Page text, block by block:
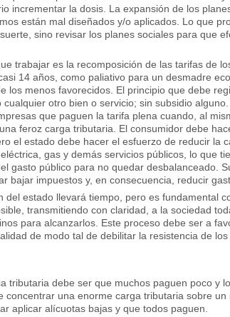
incrementar la dosis. La expansión de los
están mal diseñados y/o aplicados. Lo que
sino revisar los planes sociales para que
trabajar es la recomposición de las tarifas de
14 años, como paliativo para un desmadre
los menos favorecidos. El principio que debe
otro bien o servicio; sin subsidio
que paguen la tarifa plena cuando, al
feroz carga tributaria. El consumidor debe
el estado debe hacer el esfuerzo de reducir la
gas y demás servicios públicos, lo que
gasto público para no quedar desbalanceado.
bajar impuestos y, en consecuencia, reducir
del estado llevará tiempo, pero es fundamental
transmitiendo con claridad, a la sociedad
para alcanzarlos. Este proceso debe ser a
de modo tal de debilitar la resistencia de
tributaria debe ser que muchos paguen poco y
concentrar una enorme carga tributaria sobre un
aplicar alícuotas bajas y que todos paguen.